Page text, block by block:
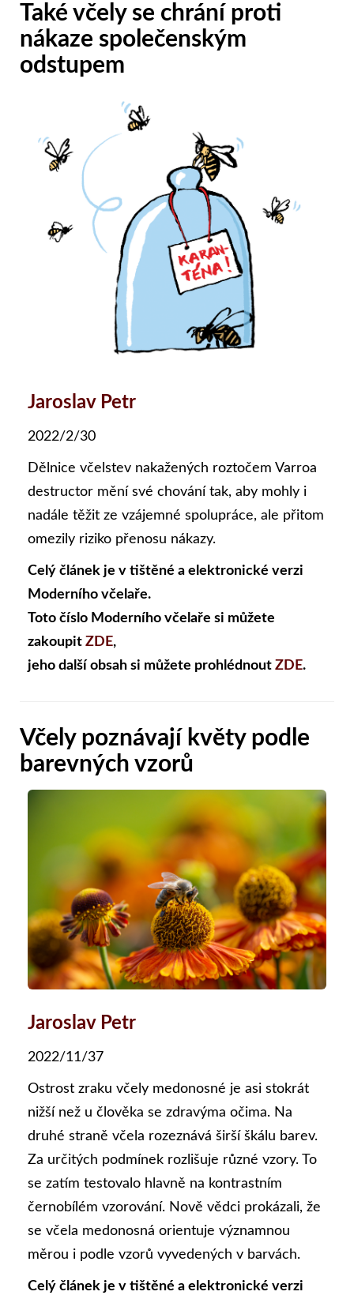
Také včely se chrání proti
nákaze společenským
odstupem
Jaroslav Petr
2022/2/30
Dělnice včelstev nakažených roztočem Varroa
destructor mění své chování tak, aby mohly i
nadále těžit ze vzájemné spolupráce, ale přitom
omezily riziko přenosu nákazy.
Celý článek je v tištěné a elektronické verzi
Moderního včelaře.
Toto číslo Moderního včelaře si můžete
zakoupit ZDE,
jeho další obsah si můžete prohlédnout ZDE.
Včely poznávají květy podle
barevných vzorů
Jaroslav Petr
2022/11/37
Ostrost zraku včely medonosné je asi stokrát
nižší než u člověka se zdravýma očima. Na
druhé straně včela rozeznává širší škálu barev.
Za určitých podmínek rozlišuje různé vzory. To
se zatím testovalo hlavně na kontrastním
černobílém vzorování. Nově vědci prokázali, že
se včela medonosná orientuje významnou
měrou i podle vzorů vyvedených v barvách.
Celý článek je v tištěné a elektronické verzi